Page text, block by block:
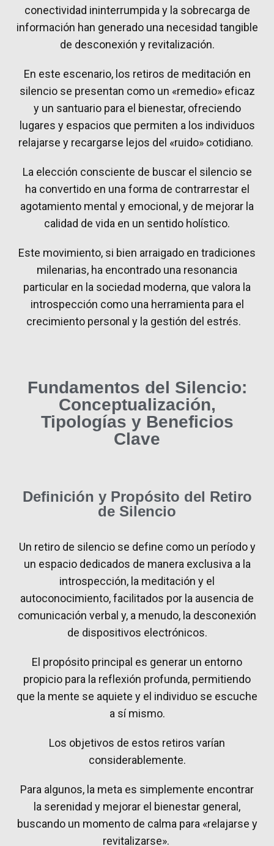
conectividad ininterrumpida y la sobrecarga de
información han generado una necesidad tangible
de desconexión y revitalización.
En este escenario, los retiros de meditación en
silencio se presentan como un «remedio» eficaz
y un santuario para el bienestar, ofreciendo
lugares y espacios que permiten a los individuos
relajarse y recargarse lejos del «ruido» cotidiano.
La elección consciente de buscar el silencio se
ha convertido en una forma de contrarrestar el
agotamiento mental y emocional, y de mejorar la
calidad de vida en un sentido holístico.
Este movimiento, si bien arraigado en tradiciones
milenarias, ha encontrado una resonancia
particular en la sociedad moderna, que valora la
introspección como una herramienta para el
crecimiento personal y la gestión del estrés.
Fundamentos del Silencio:
Conceptualización,
Tipologías y Beneficios
Clave
Definición y Propósito del Retiro
de Silencio
Un retiro de silencio se define como un período y
un espacio dedicados de manera exclusiva a la
introspección, la meditación y el
autoconocimiento, facilitados por la ausencia de
comunicación verbal y, a menudo, la desconexión
de dispositivos electrónicos.
El propósito principal es generar un entorno
propicio para la reflexión profunda, permitiendo
que la mente se aquiete y el individuo se escuche
a sí mismo.
Los objetivos de estos retiros varían
considerablemente.
Para algunos, la meta es simplemente encontrar
la serenidad y mejorar el bienestar general,
buscando un momento de calma para «relajarse y
revitalizarse».